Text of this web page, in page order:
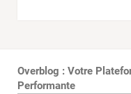
Overblog : Votre
Performante